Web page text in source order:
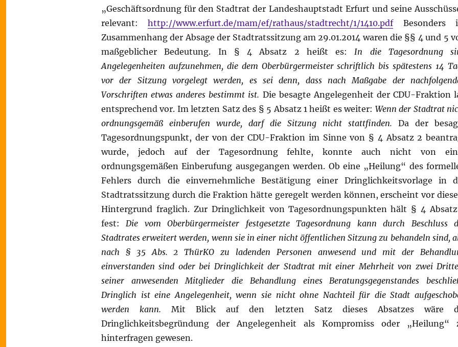
„Geschäftsordnung für den Stadtrat der Landeshauptstadt Erfurt und seine
relevant:http://www.erfurt.de/mam/ef/rathaus/stadtrecht/1/1410.pdfBesonders
Zusammenhang der Absage der Stadtratssitzung am 29.01.2014 waren die §§ 4 und 5
maßgeblicher Bedeutung. In § 4 Absatz 2 heißt es:In die Tagesordnung
Angelegenheiten aufzunehmen, die dem Oberbürgermeister schriftlich bis spätestens 14
vor der Sitzung vorgelegt werden, es sei denn, dass nach Maßgabe der
Vorschriften etwas anderes bestimmt ist. Die besagte Angelegenheit der CDU-Fraktion
entsprechend vor. Im letzten Satz des § 5 Absatz 1 heißt es weiter: Wenn der Stadtrat
ordnungsgemäß einberufen wurde, darf die Sitzung nicht stattfinden. Da der
Tagesordnungspunkt, der von der CDU-Fraktion im Sinne von § 4 Absatz 2
wurde, jedoch auf der Tagesordnung fehlte, konnte auch nicht von
ordnungsgemäßen Einberufung ausgegangen werden. Ob eine „Heilung“ des
Fehlers durch die einvernehmliche Bestätigung einer Dringlichkeitsvorlage in
Stadtratssitzung durch die Fraktion hätte geregelt werden können, erscheint vor
Hintergrund fraglich. Zur Dringlichkeit von Tagesordnungspunkten hält § 4
fest:Die vom Oberbürgermeister festgesetzte Tagesordnung kann durch Beschluss
Stadtrates erweitert werden, wenn sie in einer nicht öffentlichen Sitzung zu behandeln sind,
nach § 35 Abs. 2 ThürKO zu ladenden Personen anwesend und mit der
einverstanden sind oder bei Dringlichkeit der Stadtrat mit einer Mehrheit von zwei
seiner anwesenden Mitglieder die Behandlung eines Beratungsgegenstandes
Dringlich ist eine Angelegenheit, wenn sie nicht ohne Nachteil für die Stadt
werden kann. Mit Blick auf den letzten Satz dieses Absatzes wäre
Dringlichkeitsbegründung der Angelegenheit als Kompromiss oder „Heilung“
hinterfragen gewesen.